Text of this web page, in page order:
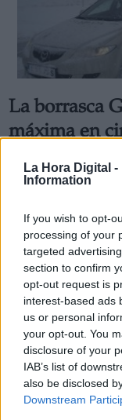
La Hora Digital -
Information
If you wish to opt-
processing of your
targeted
section to confirm
opt-out request is
interest-based ads
us or personal
your opt-out. You
disclosure of your
IAB’s list of
also be disclosed
Downstream
La borrasca
máxima en
Más artículos de este
martes, 21 de enero de 2020